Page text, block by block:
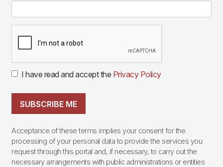
I have read and accept the Privacy Policy
SUBSCRIBE ME
Acceptance of these terms implies your consent for the
processing of your personal data to provide the services you
request through this portal and, if necessary, to carry out the
necessary arrangements with public administrations or entities